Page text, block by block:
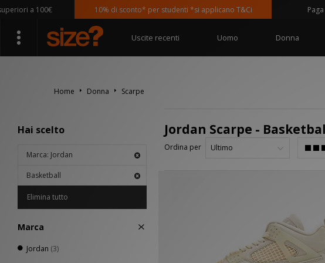
a 100€ 10% di sconto* per studenti *si applicano T&Ci Paga a
Uscite recenti Uomo Donna
Home Donna Scarpe
Hai scelto
Marca: Jordan
Basketball
Elimina tutto
Marca
Jordan (3)
Jordan Scarpe -
Ordina per